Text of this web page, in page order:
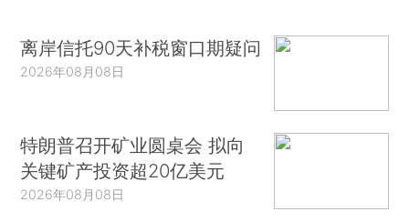
离岸信托90天补税窗口期疑问
2026年08月08日
特朗普召开矿业圆桌会 拟向
关键矿产投资超20亿美元
2026年08月08日